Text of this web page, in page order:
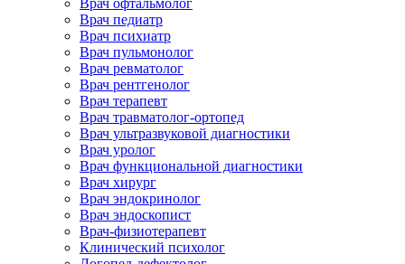
Врач педиатр
Врач психиатр
Врач пульмонолог
Врач ревматолог
Врач рентгенолог
Врач терапевт
Врач травматолог-ортопед
Врач ультразвуковой диагностики
Врач уролог
Врач функциональной диагностики
Врач хирург
Врач эндокринолог
Врач эндоскопист
Врач-физиотерапевт
Клинический психолог